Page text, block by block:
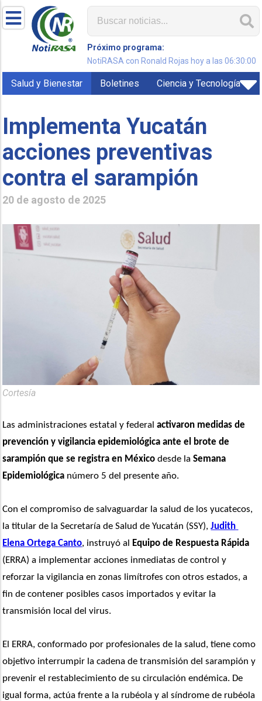
Próximo programa:
NotiRASA con Ronald Rojas hoy a las 06:30:00
Salud y Bienestar Boletines Ciencia y Tecnología
Implementa Yucatán
acciones preventivas
contra el sarampión
20 de agosto de 2025
Cortesía
Las administraciones estatal y federal activaron medidas de
prevención y vigilancia epidemiológica ante el brote de
sarampión que se registra en México desde la Semana
Epidemiológica número 5 del presente año.
Con el compromiso de salvaguardar la salud de los yucatecos,
la titular de la Secretaría de Salud de Yucatán (SSY), Judith
Elena Ortega Canto, instruyó al
Equipo de Respuesta Rápida
(ERRA) a implementar acciones inmediatas de control y
reforzar la vigilancia en zonas limítrofes con otros estados, a
fin de contener posibles casos importados y evitar la
transmisión local del virus.
El ERRA, conformado por profesionales de la salud, tiene como
objetivo interrumpir la cadena de transmisión del sarampión y
prevenir el restablecimiento de su circulación endémica. De
igual forma, actúa frente a la rubéola y al síndrome de rubéola